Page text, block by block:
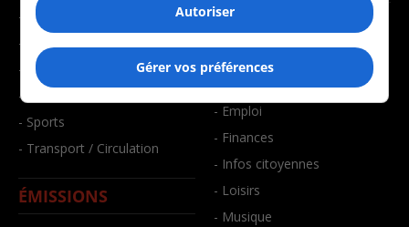
- Éducation
- Environnement
- Faits divers
- Santé et bien-être
- Sports
- Transport / Circulation
ÉMISSIONS
- Affaires
- Art de vivre
- Bien-être
- Emploi
- Finances
- Infos citoyennes
- Loisirs
- Musique
Autoriser
Gérer vos préférences